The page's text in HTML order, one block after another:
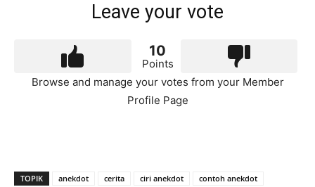
Leave your vote
10
Points
Browse and manage your votes from your Member
Profile Page
TOPIK anekdot cerita ciri anekdot
contoh anekdot